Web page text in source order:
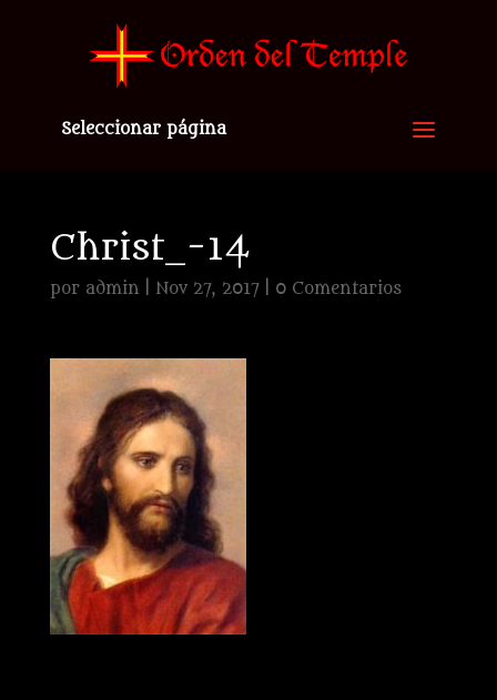
Seleccionar página
Christ_-14
por admin Nov 27, 2017| 0 Comentarios